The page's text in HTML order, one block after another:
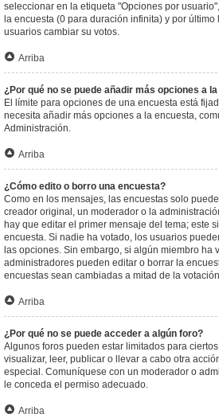
seleccionar en la etiqueta "Opciones por
la encuesta (0 para duración infinita) y por
usuarios cambiar su votos.
Arriba
¿Por qué no se puede añadir más opciones a
El límite para opciones de una encuesta está
necesita añadir más opciones a la encuesta,
Administración.
Arriba
¿Cómo edito o borro una encuesta?
Como en los mensajes, las encuestas solo
creador original, un moderador o la
hay que editar el primer mensaje del tema; este
encuesta. Si nadie ha votado, los usuarios
las opciones. Sin embargo, si algún miembro ha
administradores pueden editar o borrar la
encuestas sean cambiadas a mitad de la
Arriba
¿Por qué no se puede acceder a algún foro?
Algunos foros pueden estar limitados para
visualizar, leer, publicar o llevar a cabo otra
especial. Comuníquese con un moderador o
le conceda el permiso adecuado.
Arriba